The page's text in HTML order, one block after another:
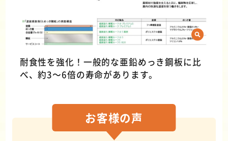
耐食性を強化！一般的な亜鉛めっき鋼板に比
べ、約3～6倍の寿命があります。
お客様の声